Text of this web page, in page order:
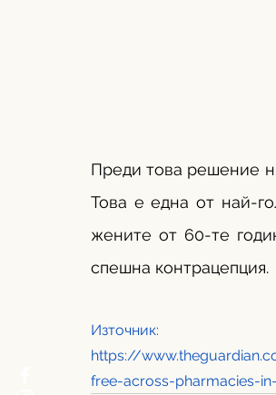
Преди това решение
Това е една от най-
жените от 60-те
спешна контрацепция.
Източник:
https://
free-across-pharmacies-